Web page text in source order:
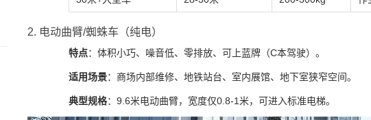
2. 电动曲臂/蜘蛛车（纯电）
特点：体积小巧、噪音低、零排放、可上蓝牌（C本驾驶）。
适用场景：商场内部维修、地铁站台、室内展馆、地下室狭窄空间。
典型规格：9.6米电动曲臂，宽度仅0.8-1米，可进入标准电梯。